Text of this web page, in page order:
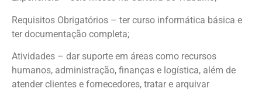
Requisitos Obrigatórios – ter curso informática básica e
ter documentação completa;
Atividades – dar suporte em áreas como recursos
humanos, administração, finanças e logística, além de
atender clientes e fornecedores, tratar e arquivar